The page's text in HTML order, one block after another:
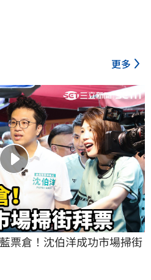
更多
票倉！沈伯洋成功市場掃街